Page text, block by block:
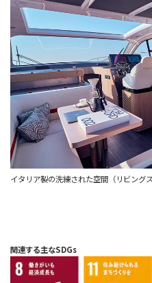
イタリア製の洗練された空間（リビングス
関連する主なSDGs